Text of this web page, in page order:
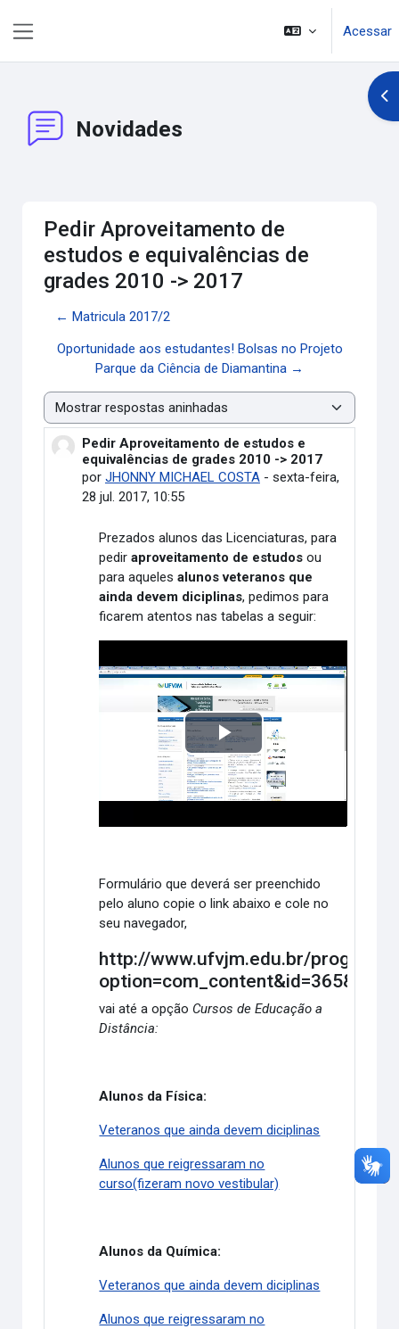
Acessar
Novidades
Pedir Aproveitamento de
estudos e equivalências de
grades 2010 -> 2017
← Matricula 2017/2
Oportunidade aos estudantes! Bolsas no Projeto
Parque da Ciência de Diamantina →
Modo de visualização
Pedir Aproveitamento de estudos e
equivalências de grades 2010 -> 2017
por JHONNY MICHAEL COSTA- sexta-feira,
28 jul. 2017, 10:55
Número de respostas: 0
Prezados alunos das Licenciaturas, para
pediraproveitamento de estudos ou
para aquelesalunos veteranos que
ainda devem diciplinas, pedimos para
ficarem atentos nas tabelas a seguir:
Tocar
Vídeo
Formulário que deverá ser preenchido
pelo aluno copie o link abaixo e cole no
seu navegador,
http://www.ufvjm.edu.br/prograd/
vai até a opção Cursos de Educação a
Distância:
Alunos da Física:
Veteranos que ainda devem diciplinas
Alunos que reigressaram no
curso(fizeram novo vestibular)
Alunos da Química:
Veteranos que ainda devem diciplinas
Alunos que reigressaram no